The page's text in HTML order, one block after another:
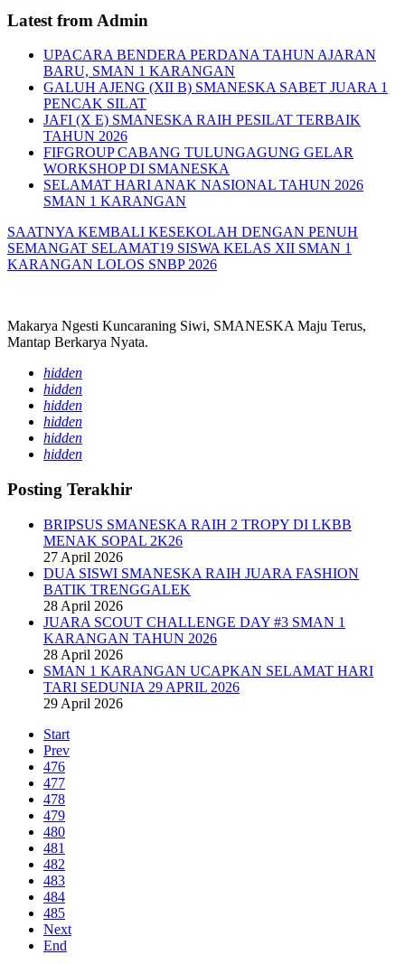
Latest from Admin
UPACARA BENDERA PERDANA TAHUN AJARAN
BARU, SMAN 1 KARANGAN
GALUH AJENG (XII B) SMANESKA SABET JUARA 1
PENCAK SILAT
JAFI (X E) SMANESKA RAIH PESILAT TERBAIK
TAHUN 2026
FIFGROUP CABANG TULUNGAGUNG GELAR
WORKSHOP DI SMANESKA
SELAMAT HARI ANAK NASIONAL TAHUN 2026
SMAN 1 KARANGAN
SAATNYA KEMBALI KESEKOLAH DENGAN PENUH
SEMANGAT SELAMAT19 SISWA KELAS XII SMAN 1
KARANGAN LOLOS SNBP 2026
Makarya Ngesti Kuncaraning Siwi, SMANESKA Maju Terus,
Mantap Berkarya Nyata.
hidden
hidden
hidden
hidden
hidden
hidden
Posting Terakhir
BRIPSUS SMANESKA RAIH 2 TROPY DI LKBB
MENAK SOPAL 2K26
27 April 2026
DUA SISWI SMANESKA RAIH JUARA FASHION
BATIK TRENGGALEK
28 April 2026
JUARA SCOUT CHALLENGE DAY #3 SMAN 1
KARANGAN TAHUN 2026
28 April 2026
SMAN 1 KARANGAN UCAPKAN SELAMAT HARI
TARI SEDUNIA 29 APRIL 2026
29 April 2026
Start
Prev
476
477
478
479
480
481
482
483
484
485
Next
End